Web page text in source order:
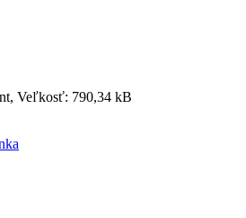
Veľkosť: 790,34 kB